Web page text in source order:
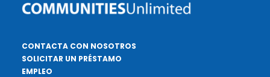
CONTACTA CON NOSOTROS
SOLICITAR UN PRÉSTAMO
EMPLEO